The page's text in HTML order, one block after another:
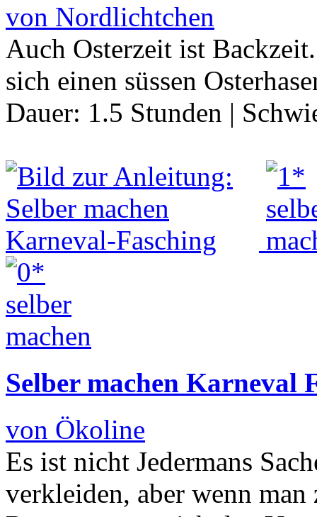
von Nordlichtchen
Auch Osterzeit ist
sich einen süssen
Dauer: 1.5 Stunden |
Selber machen Karneval
von Ökoline
Es ist nicht Jedermans
verkleiden, aber wenn man